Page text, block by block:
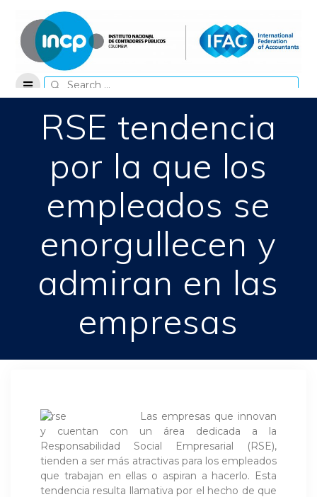
content
Search
for:
RSE tendencia
por la que los
empleados se
enorgullecen y
admiran en las
empresas
Las empresas que innovan
y cuentan con un área dedicada a la
Responsabilidad Social Empresarial (RSE),
tienden a ser más atractivas para los empleados
que trabajan en ellas o aspiran a hacerlo. Esta
tendencia resulta llamativa por el hecho de que